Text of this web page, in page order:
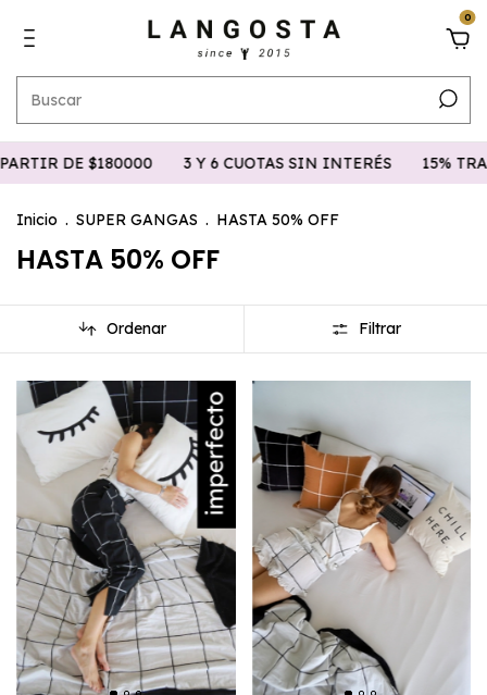
0
$180000 3 Y 6 CUOTAS SIN INTERÉS 15%
Inicio . SUPER GANGAS . HASTA 50% OFF
HASTA 50% OFF
Ordenar Filtrar